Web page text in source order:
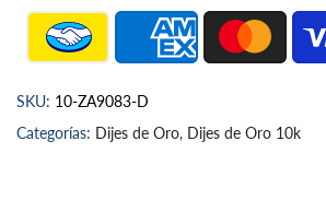
SKU: 10-ZA9083-D
Categorías: Dijes de Oro, Dijes de Oro 10k